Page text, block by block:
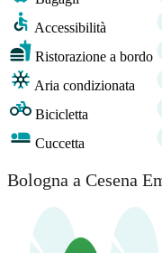
Accessibilità
Ristorazione a bordo
Aria condizionata
Bicicletta
Cuccetta
Bologna a Cesena